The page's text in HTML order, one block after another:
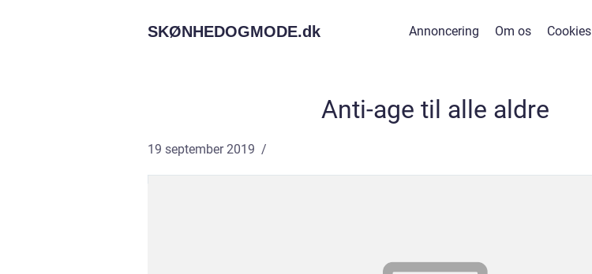
SKØNHEDOGMODE.dk Annoncering Om os Cookies
Anti-age til alle aldre
19 september 2019